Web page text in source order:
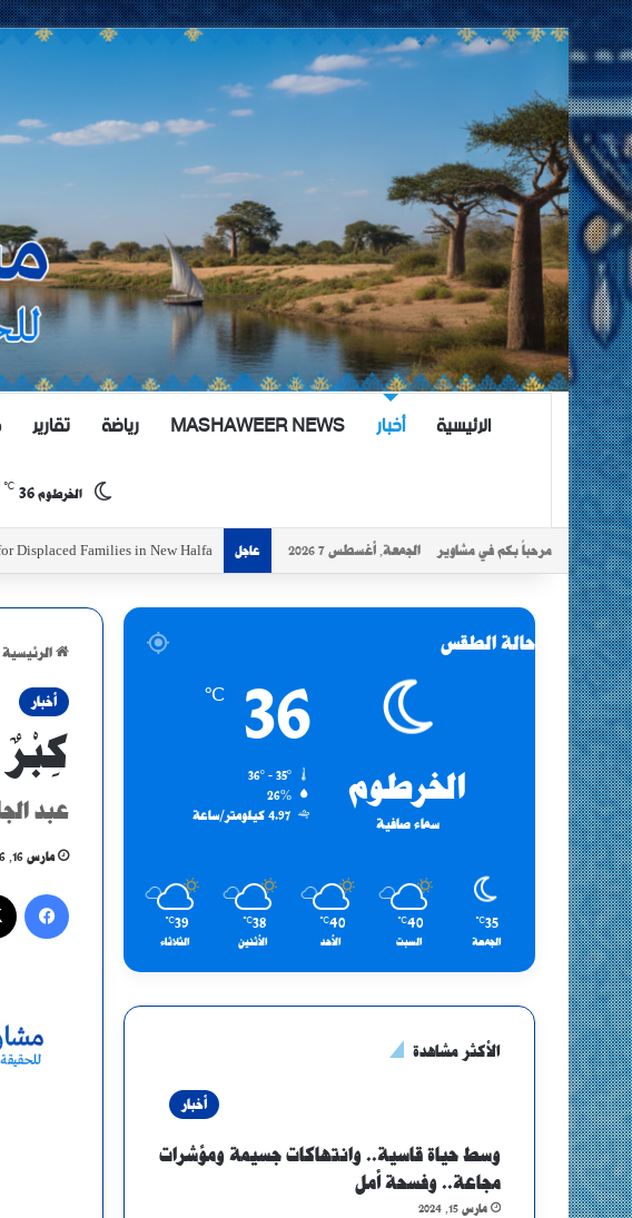
الرئيسية أخبار MASHAWEER NEWS رياضة تقارير
الخرطوم 36
℃
مرحباً بكم في مشاوير الجمعة, أغسطس 7 2026 عاجل Displaced Families in New Halfa
الرئيسية
أخبار
عبد
مارس 16, 2026
حالة الطقس
الخرطوم
سماء صافية
36
℃
26%
4.97 كيلومتر/ساعة
35
℃
الجمعة
40
℃
السبت
40
℃
الأحد
38
℃
الأثنين
39
℃
الثلاثاء
الأكثر مشاهدة
أخبار
وسط حياة قاسية.. وانتهاكات جسيمة ومؤشرات
مجاعة.. وفسحة أمل
مارس 15, 2024